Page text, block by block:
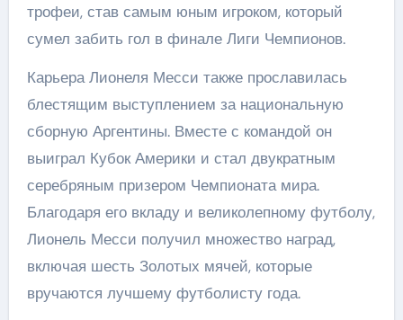
трофеи, став самым юным игроком, который
сумел забить гол в финале Лиги Чемпионов.
Карьера Лионеля Месси также прославилась
блестящим выступлением за национальную
сборную Аргентины. Вместе с командой он
выиграл Кубок Америки и стал двукратным
серебряным призером Чемпионата мира.
Благодаря его вкладу и великолепному футболу,
Лионель Месси получил множество наград,
включая шесть Золотых мячей, которые
вручаются лучшему футболисту года.